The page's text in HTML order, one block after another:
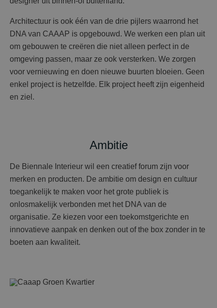
Architectuur is ook één van de drie pijlers waarrond het
DNA van CAAAP is opgebouwd. We werken een plan uit
om gebouwen te creëren die niet alleen perfect in de
omgeving passen, maar ze ook versterken. We zorgen
voor vernieuwing en doen nieuwe buurten bloeien. Geen
enkel project is hetzelfde. Elk project heeft zijn eigenheid
en ziel.
Ambitie
De Biennale Interieur wil een creatief forum zijn voor
merken en producten. De ambitie om design en cultuur
toegankelijk te maken voor het grote publiek is
onlosmakelijk verbonden met het DNA van de
organisatie. Ze kiezen voor een toekomstgerichte en
innovatieve aanpak en denken out of the box zonder in te
boeten aan kwaliteit.